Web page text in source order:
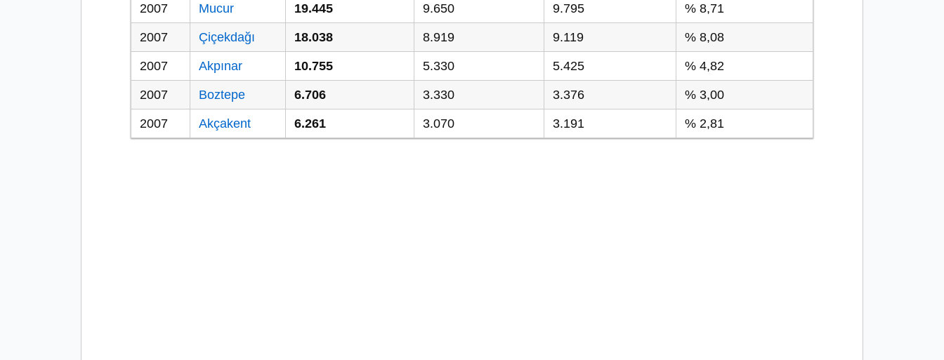
2007 Mucur 19.445 9.650 9.795 % 8,71
2007 Çiçekdağı 18.038 8.919 9.119 % 8,08
2007 Akpınar 10.755 5.330 5.425 % 4,82
2007 Boztepe 6.706 3.330 3.376 % 3,00
2007 Akçakent 6.261 3.070 3.191 % 2,81